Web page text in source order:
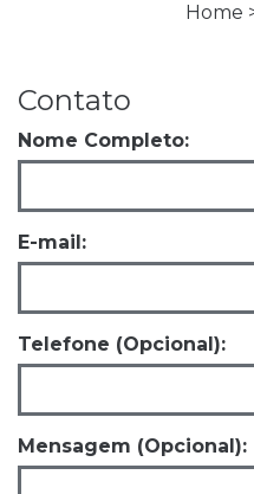
Home
Contato
Nome Completo:
E-mail:
Telefone (Opcional):
Mensagem (Opcional):